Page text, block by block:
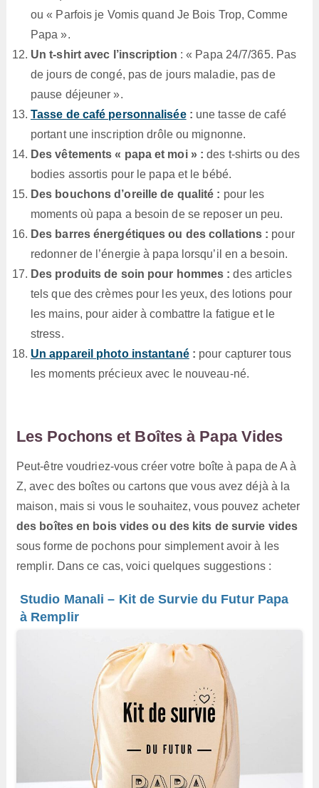
ou « Parfois je Vomis quand Je Bois Trop, Comme
Papa ».
Un t-shirt avec l’inscription : « Papa 24/7/365. Pas
de jours de congé, pas de jours maladie, pas de
pause déjeuner ».
Tasse de café personnalisée: une tasse de café
portant une inscription drôle ou mignonne.
Des vêtements « papa et moi » : des t-shirts ou des
bodies assortis pour le papa et le bébé.
Des bouchons d’oreille de qualité : pour les
moments où papa a besoin de se reposer un peu.
Des barres énergétiques ou des collations : pour
redonner de l’énergie à papa lorsqu’il en a besoin.
Des produits de soin pour hommes : des articles
tels que des crèmes pour les yeux, des lotions pour
les mains, pour aider à combattre la fatigue et le
stress.
Un appareil photo instantané: pour capturer tous
les moments précieux avec le nouveau-né.
Les Pochons et Boîtes à Papa Vides
Peut-être voudriez-vous créer votre boîte à papa de A à
Z, avec des boîtes ou cartons que vous avez déjà à la
maison, mais si vous le souhaitez, vous pouvez acheter
des boîtes en bois vides ou des kits de survie vides
sous forme de pochons pour simplement avoir à les
remplir. Dans ce cas, voici quelques suggestions :
Studio Manali – Kit de Survie du Futur Papa
à Remplir